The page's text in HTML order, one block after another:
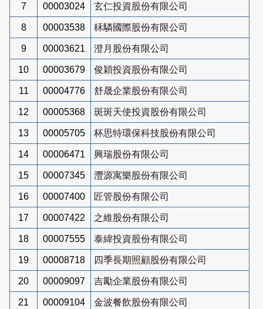
7 00003024 玄仁投資股份有限公司
8 00003538 秝驎國際股份有限公司
9 00003621 澄月股份有限公司
10 00003679 俊穎投資股份有限公司
11 00004776 舒晟企業股份有限公司
12 00005368 斑斑天使投資股份有限公司
13 00005705 杯思特環保科技股份有限公司
14 00006471 興瑞股份有限公司
15 00007345 灃源寓樂股份有限公司
16 00007400 匠管股份有限公司
17 00007422 之維股份有限公司
18 00007555 泰緯投資股份有限公司
19 00008718 四季長期照顧股份有限公司
20 00009097 吉勵企業股份有限公司
21 00009104 金波餐飲股份有限公司